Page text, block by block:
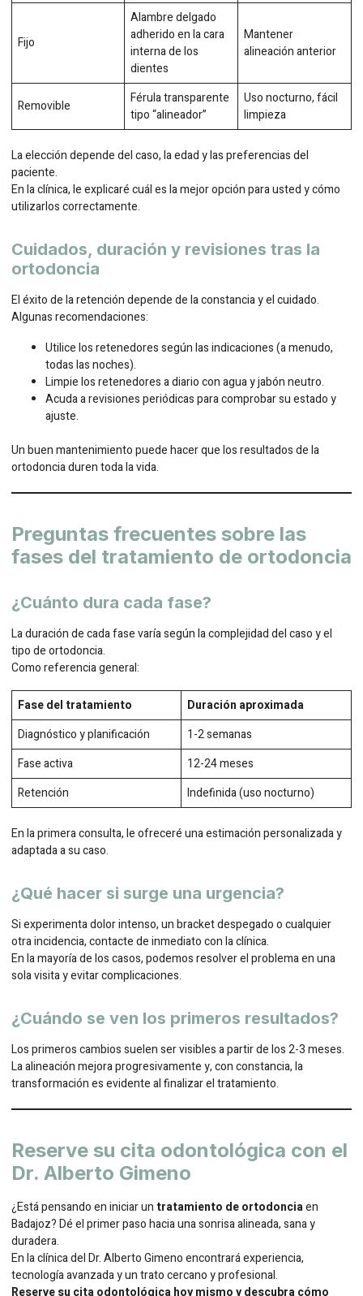
Fijo
Alambre delgado
adherido en la cara
interna de los
dientes
Mantener
alineación anterior
Removible
Férula transparente
tipo “alineador”
Uso nocturno, fácil
limpieza
La elección depende del caso, la edad y las preferencias del
paciente.
En la clínica, le explicaré cuál es la mejor opción para usted y cómo
utilizarlos correctamente.
Cuidados, duración y revisiones tras la
ortodoncia
El éxito de la retención depende de la constancia y el cuidado.
Algunas recomendaciones:
Utilice los retenedores según las indicaciones (a menudo,
todas las noches).
Limpie los retenedores a diario con agua y jabón neutro.
Acuda a revisiones periódicas para comprobar su estado y
ajuste.
Un buen mantenimiento puede hacer que los resultados de la
ortodoncia duren toda la vida.
Preguntas frecuentes sobre las
fases del tratamiento de ortodoncia
¿Cuánto dura cada fase?
La duración de cada fase varía según la complejidad del caso y el
tipo de ortodoncia.
Como referencia general:
Fase del tratamiento
Duración aproximada
Diagnóstico y planificación
1-2 semanas
Fase activa
12-24 meses
Retención
Indefinida (uso nocturno)
En la primera consulta, le ofreceré una estimación personalizada y
adaptada a su caso.
¿Qué hacer si surge una urgencia?
Si experimenta dolor intenso, un bracket despegado o cualquier
otra incidencia, contacte de inmediato con la clínica.
En la mayoría de los casos, podemos resolver el problema en una
sola visita y evitar complicaciones.
¿Cuándo se ven los primeros resultados?
Los primeros cambios suelen ser visibles a partir de los 2-3 meses.
La alineación mejora progresivamente y, con constancia, la
transformación es evidente al finalizar el tratamiento.
Reserve su cita odontológica con el
Dr. Alberto Gimeno
¿Está pensando en iniciar un tratamiento de ortodonciaen
Badajoz? Dé el primer paso hacia una sonrisa alineada, sana y
duradera.
En la clínica del Dr. Alberto Gimeno encontrará experiencia,
tecnología avanzada y un trato cercano y profesional.
Reserve su cita odontológica hoy mismo y descubra cómo